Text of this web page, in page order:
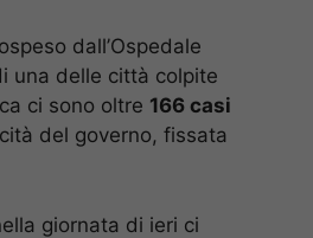
dall’Ospedale
una delle città colpite
ci sono oltre 166 casi
del governo, fissata
giornata di ieri ci